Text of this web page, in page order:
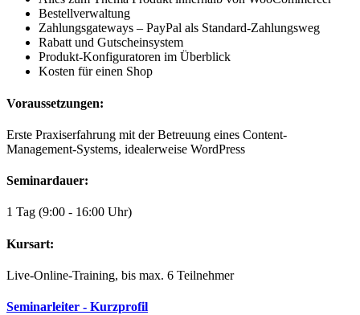
Bestellverwaltung
Zahlungsgateways – PayPal als Standard-Zahlungsweg
Rabatt und Gutscheinsystem
Produkt-Konfiguratoren im Überblick
Kosten für einen Shop
Voraussetzungen:
Erste Praxiserfahrung mit der Betreuung eines Content-
Management-Systems, idealerweise WordPress
Seminardauer:
1 Tag (9:00 - 16:00 Uhr)
Kursart:
Live-Online-Training, bis max. 6 Teilnehmer
Seminarleiter - Kurzprofil